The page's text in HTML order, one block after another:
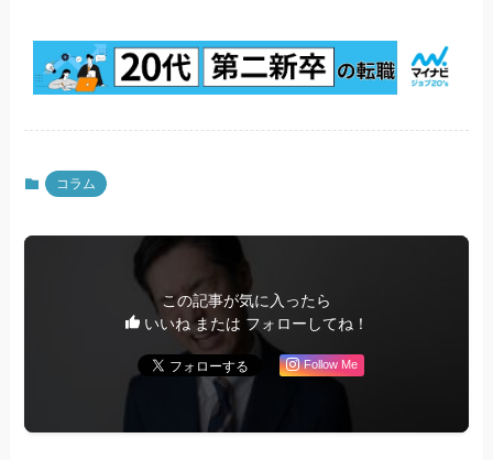
コラム
この記事が気に入ったら
いいね または フォローしてね！
Follow Me